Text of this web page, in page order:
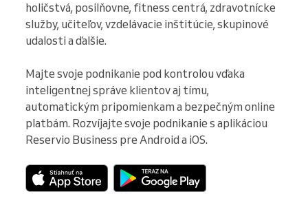
holičstvá, posilňovne, fitness centrá, zdravotnícke
služby, učiteľov, vzdelávacie inštitúcie, skupinové
udalosti a ďalšie.
Majte svoje podnikanie pod kontrolou vďaka
inteligentnej správe klientov aj tímu,
automatickým pripomienkam a bezpečným online
platbám. Rozvíjajte svoje podnikanie s aplikáciou
Reservio Business pre Android a iOS.